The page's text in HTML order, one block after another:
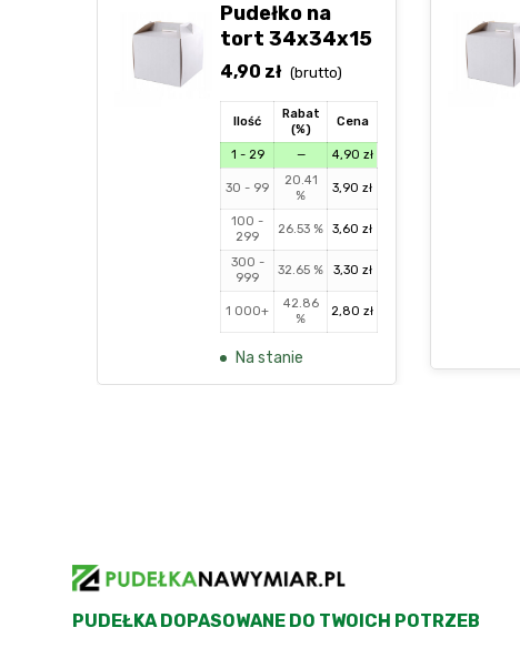
Pudełko na
tort 34x34x15
4,90 zł (brutto)
Ilość
Rabat
(%)
Cena
1 - 29 — 4,90 zł
30 - 99
20.41
%
3,90zł
100 -
299
26.53 % 3,60zł
300 -
999
32.65 % 3,30 zł
1 000+
42.86
%
2,80zł
Na stanie
PUDEŁKA DOPASOWANE DO TWOICH POTRZEB